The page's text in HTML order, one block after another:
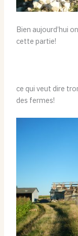
Bien aujourd’hui
cette partie!
ce qui veut dire
des fermes!